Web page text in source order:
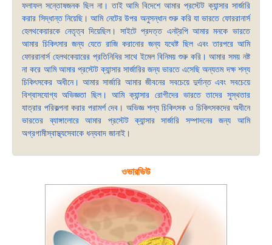
ফলাফল সন্তোষজনক ছিল না। তাই আমি বিদেশে আমার প্রস্টেট ক্যান্সার সার্জারি
করার সিদ্ধান্ত নিয়েছি। আমি নেটের উপর অনুসন্ধান শুরু করি যা ভারতে ফোররানার্স
হেলথকেয়ারকে নেতৃত্ব দিয়েছিল। সাইটে প্রদত্ত এনট্রপি আমার মনকে ভারতে
আমার চিকিৎসার জন্য যেতে রাজি করানোর জন্য যথেষ্ট ছিল এবং তারপরে আমি
ফোররানার্স হেলথকেয়ারের প্রতিনিধির সাথে ইমেল বিনিময় শুরু করি। আমার সময় নষ্ট
না করে আমি আমার প্রস্টেট ক্যান্সার সার্জারির জন্য ভারতে এসেছি অন্যতম দক্ষ শল্য
চিকিৎসকের অধীনে। আমার সার্জারি আমার জীবনের সবচেয়ে দুর্দান্ত এবং সবচেয়ে
বিশ্বাসযোগ্য অভিজ্ঞতা ছিল। আমি ক্যান্সার রোগীদের ভারতে তাদের সুস্থতার
যাত্রার পরিকল্পনা করার পরামর্শ দেব। অভিজ্ঞ শল্য চিকিৎসক ও চিকিৎসকদের অধীনে
ভারতের ব্যাঙ্গালোরে আমার প্রস্টেট ক্যান্সার সার্জারি সম্পাদনের জন্য আমি
অগ্রগামীস্বাস্থ্যসেবাকে ধন্যবাদ জানাই।
ওভারভিউ